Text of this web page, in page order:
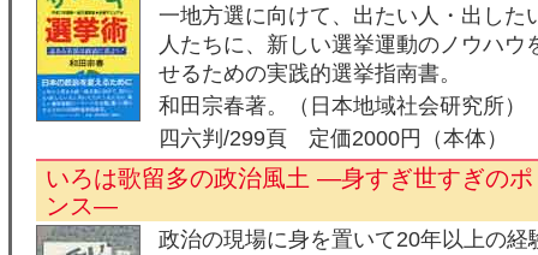
一地方選に向けて、出たい人・出した
人たちに、新しい選挙運動のノウハウ
せるための実践的選挙指南書。
和田宗春著。（日本地域社会研究所）
四六判/299頁 定価2000円（本体）
いろは歌留多の政治風土 ―身すぎ世すぎの
ンス―
政治の現場に身を置いて20年以上の経